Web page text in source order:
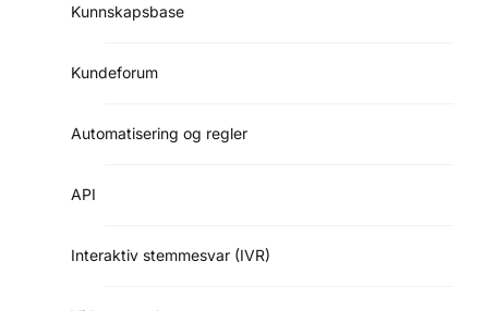
Kunnskapsbase
Kundeforum
Automatisering og regler
API
Interaktiv stemmesvar (IVR)